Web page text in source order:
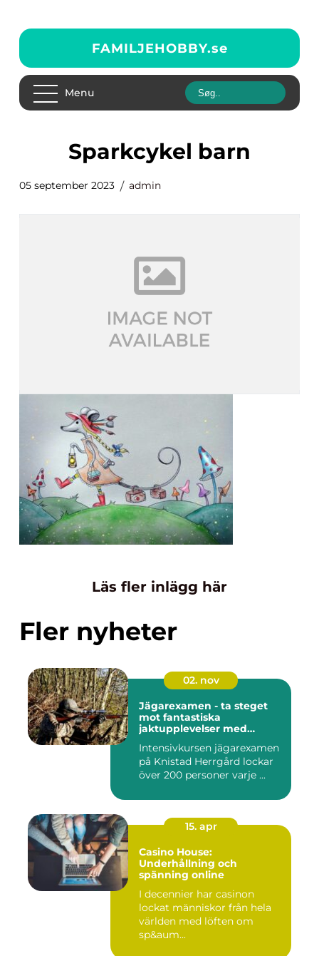
FAMILJEHOBBY.se
Menu
sparkcykel barn
05 september 2023 admin
Läs fler inlägg här
Fler nyheter
02. nov
Jägarexamen - ta steget
mot fantastiska
jaktupplevelser med
Intensivkursen jägarexamen
på Knistad Herrgård lockar
över 200 personer varje ...
15. apr
Casino House:
Underhållning och
spänning online
I decennier har casinon
lockat människor från hela
världen med löften om
sp&aum...